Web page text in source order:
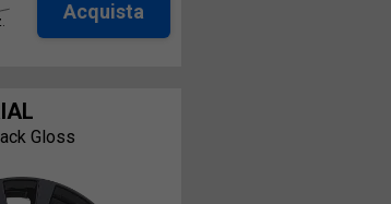
Acquista
Gloss